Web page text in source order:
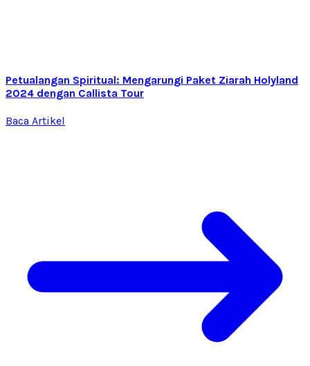
Petualangan Spiritual: Mengarungi Paket Ziarah Holyland
2024 dengan Callista Tour
Baca Artikel